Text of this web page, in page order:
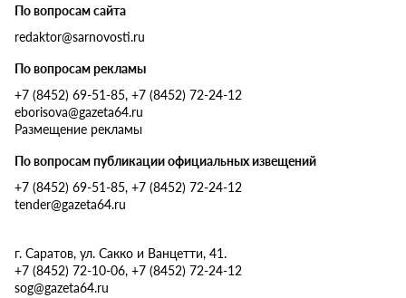
По вопросам сайта
redaktor@sarnovosti.ru
По вопросам рекламы
+7 (8452) 69-51-85, +7 (8452) 72-24-12
eborisova@gazeta64.ru
Размещение рекламы
По вопросам публикации официальных извещений
+7 (8452) 69-51-85, +7 (8452) 72-24-12
tender@gazeta64.ru
г. Саратов, ул. Сакко и Ванцетти, 41.
+7 (8452) 72-10-06, +7 (8452) 72-24-12
sog@gazeta64.ru